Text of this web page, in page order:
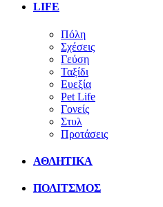
LIFE
Πόλη
Σχέσεις
Γεύση
Ταξίδι
Ευεξία
Pet Life
Γονείς
Στυλ
Προτάσεις
ΑΘΛΗΤΙΚΑ
ΠΟΛΙΤΣΜΟΣ